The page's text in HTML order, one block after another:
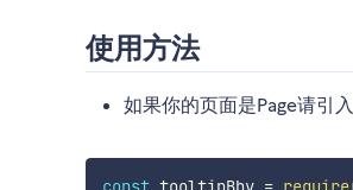
使用方法
如果你的页面是Page请引